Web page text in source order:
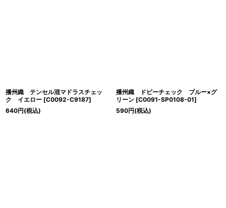
播州織 テンセル混マドラスチェッ
ク イエロー [C0092-C9187]
640円(税込)
播州織 ドビーチェック ブルー×グ
リーン [C0091-SP0108-01]
590円(税込)